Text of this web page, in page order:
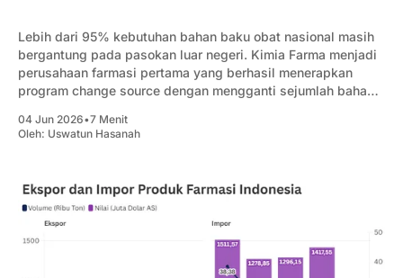
Lebih dari 95% kebutuhan bahan baku obat nasional masih
bergantung pada pasokan luar negeri. Kimia Farma menjadi
perusahaan farmasi pertama yang berhasil menerapkan
program change source dengan mengganti sejumlah bahan
negeri.
04 Jun 2026•7 Menit
Oleh: Uswatun Hasanah